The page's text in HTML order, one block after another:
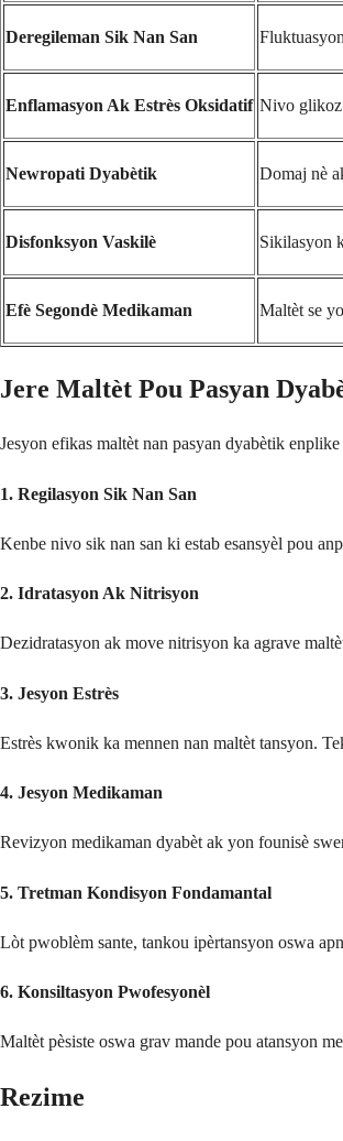
Deregileman Sik Nan San
Enflamasyon Ak Estrès Oksidatif Nivo glikoz
Newropati Dyabètik Domaj nè
Disfonksyon Vaskilè Sikilasyon
Efè Segondè Medikaman Maltèt se
Jere Maltèt Pou Pasyan
Jesyon efikas maltèt nan pasyan dyabètik
1. Regilasyon Sik Nan San
Kenbe nivo sik nan san ki estab esansyèl pou
2. Idratasyon Ak Nitrisyon
Dezidratasyon ak move nitrisyon ka agrave
3. Jesyon Estrès
Estrès kwonik ka mennen nan maltèt tansyon.
4. Jesyon Medikaman
Revizyon medikaman dyabèt ak yon founisè
5. Tretman Kondisyon Fondamantal
Lòt pwoblèm sante, tankou ipèrtansyon oswa
6. Konsiltasyon Pwofesyonèl
Maltèt pèsiste oswa grav mande pou atansyon
Rezime